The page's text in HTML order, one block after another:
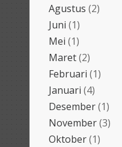
Agustus (2)
Juni (1)
Mei (1)
Maret(2)
Februari (1)
Januari (4)
Desember(1)
November(3)
Oktober(1)